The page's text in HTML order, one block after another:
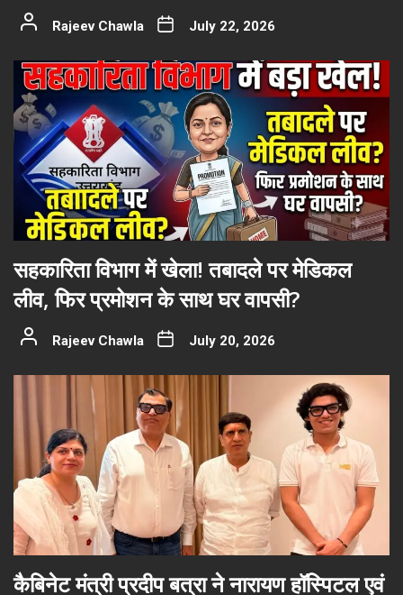
Rajeev Chawla July 22, 2026
सहकारिता विभाग में खेला! तबादले पर मेडिकल
लीव, फिर प्रमोशन के साथ घर वापसी?
Rajeev Chawla July 20, 2026
कैबिनेट मंत्री प्रदीप बत्रा ने नारायण हॉस्पिटल एवं